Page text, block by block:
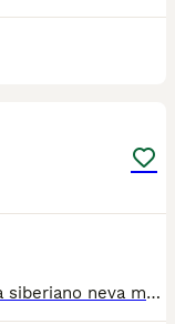
Vendesi due bellissimi cuccioli di razza siberiano neva masquerade ipoallergenici. Maggiorni informazioni in privato o via telefono: 3339493378 (contattate questo numero non quello che fornisce l’app)